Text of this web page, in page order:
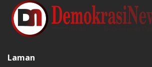
Laman